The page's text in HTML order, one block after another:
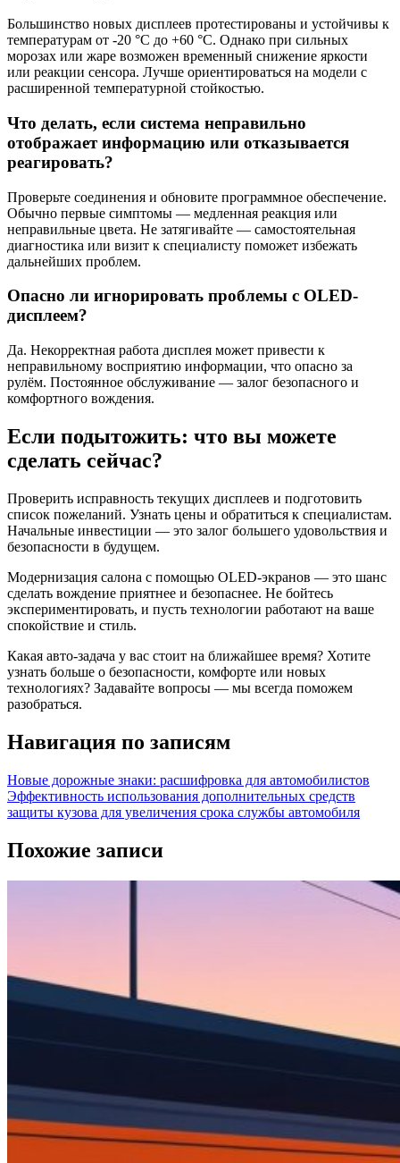
Большинство новых дисплеев протестированы и устойчивы к
температурам от -20 °С до +60 °С. Однако при сильных
морозах или жаре возможен временный снижение яркости
или реакции сенсора. Лучше ориентироваться на модели с
расширенной температурной стойкостью.
Что делать, если система неправильно
отображает информацию или отказывается
реагировать?
Проверьте соединения и обновите программное обеспечение.
Обычно первые симптомы — медленная реакция или
неправильные цвета. Не затягивайте — самостоятельная
диагностика или визит к специалисту поможет избежать
дальнейших проблем.
Опасно ли игнорировать проблемы с OLED-
дисплеем?
Да. Некорректная работа дисплея может привести к
неправильному восприятию информации, что опасно за
рулём. Постоянное обслуживание — залог безопасного и
комфортного вождения.
Если подытожить: что вы можете
сделать сейчас?
Проверить исправность текущих дисплеев и подготовить
список пожеланий. Узнать цены и обратиться к специалистам.
Начальные инвестиции — это залог большего удовольствия и
безопасности в будущем.
Модернизация салона с помощью OLED-экранов — это шанс
сделать вождение приятнее и безопаснее. Не бойтесь
экспериментировать, и пусть технологии работают на ваше
спокойствие и стиль.
Какая авто-задача у вас стоит на ближайшее время? Хотите
узнать больше о безопасности, комфорте или новых
технологиях? Задавайте вопросы — мы всегда поможем
разобраться.
Навигация по записям
Новые дорожные знаки: расшифровка для автомобилистов
Эффективность использования дополнительных средств
защиты кузова для увеличения срока службы автомобиля
Похожие записи